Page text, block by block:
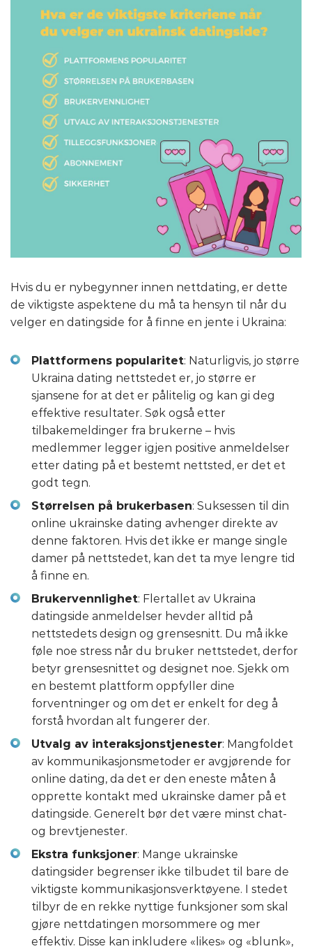
Hvis du er nybegynner innen nettdating, er dette
de viktigste aspektene du må ta hensyn til når du
velger en datingside for å finne en jente i Ukraina:
Plattformens popularitet: Naturligvis, jo større
Ukraina dating nettstedet er, jo større er
sjansene for at det er pålitelig og kan gi deg
effektive resultater. Søk også etter
tilbakemeldinger fra brukerne – hvis
medlemmer legger igjen positive anmeldelser
etter dating på et bestemt nettsted, er det et
godt tegn.
Størrelsen på brukerbasen: Suksessen til din
online ukrainske dating avhenger direkte av
denne faktoren. Hvis det ikke er mange single
damer på nettstedet, kan det ta mye lengre tid
å finne en.
Brukervennlighet: Flertallet av Ukraina
datingside anmeldelser hevder alltid på
nettstedets design og grensesnitt. Du må ikke
føle noe stress når du bruker nettstedet, derfor
betyr grensesnittet og designet noe. Sjekk om
en bestemt plattform oppfyller dine
forventninger og om det er enkelt for deg å
forstå hvordan alt fungerer der.
Utvalg av interaksjonstjenester: Mangfoldet
av kommunikasjonsmetoder er avgjørende for
online dating, da det er den eneste måten å
opprette kontakt med ukrainske damer på et
datingside. Generelt bør det være minst chat-
og brevtjenester.
Ekstra funksjoner: Mange ukrainske
datingsider begrenser ikke tilbudet til bare de
viktigste kommunikasjonsverktøyene. I stedet
tilbyr de en rekke nyttige funksjoner som skal
gjøre nettdatingen morsommere og mer
effektiv. Disse kan inkludere «likes» og «blunk»,